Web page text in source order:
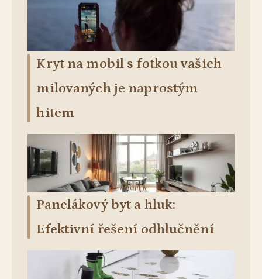
Kryt na mobil s fotkou vašich
milovaných je naprostým
hitem
Panelákový byt a hluk:
Efektivní řešení odhlučnění